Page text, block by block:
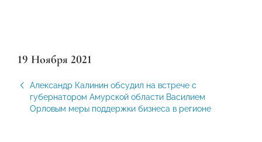
19 Ноября 2021
Александр Калинин обсудил на встрече с
губернатором Амурской области Василием
Орловым меры поддержки бизнеса в регионе